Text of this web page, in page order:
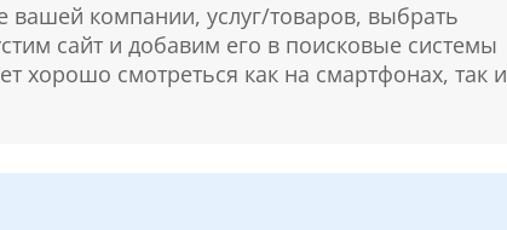
вашей компании, услуг/товаров, выбрать
сайт и добавим его в поисковые системы
хорошо смотреться как на смартфонах, так и